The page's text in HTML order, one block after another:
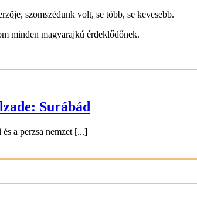
szomszédunk volt, se több, se kevesebb.
minden magyarajkú érdeklődőnek.
Surábád
a perzsa nemzet [...]